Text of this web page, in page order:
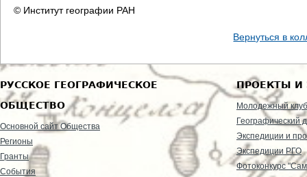
© Институт географии РАН
Вернуться в
РУССКОЕ ГЕОГРАФИЧЕСКОЕ
ОБЩЕСТВО
Основной сайт Общества
Регионы
Гранты
События
ПРОЕКТЫ И
Молодежный клуб
Географический
Экспедиции и
Экспедиции РГО
Фотоконкурс